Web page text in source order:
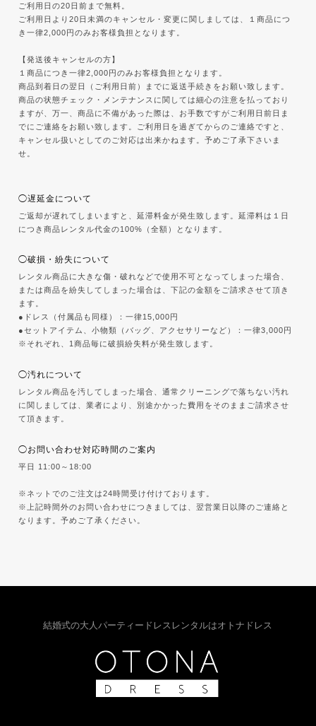
ご利用日の20日前まで無料。
ご利用日より20日未満のキャンセル・変更に関しましては、１商品につ
き一律2,000円のみお客様負担となります。
【発送後キャンセルの方】
１商品につき一律2,000円のみお客様負担となります。
商品到着日の翌日（ご利用日前）までに返送手続きをお願い致します。
商品の状態チェック・メンテナンスに関しては細心の注意を払っており
ますが、万一、商品に不備があった際は、お手数ですがご利用日前日ま
でにご連絡をお願い致します。ご利用日を過ぎてからのご連絡ですと、
キャンセル扱いとしてのご対応は出来かねます。予めご了承下さいま
せ。
◯遅延金について
ご返却が遅れてしまいますと、延滞料金が発生致します。延滞料は１日
につき商品レンタル代金の100%（全額）となります。
◯破損・紛失について
レンタル商品に大きな傷・破れなどで使用不可となってしまった場合、
または商品を紛失してしまった場合は、下記の金額をご請求させて頂き
ます。
●ドレス（付属品も同様）：一律15,000円
●セットアイテム、小物類（バッグ、アクセサリーなど）：一律3,000円
※それぞれ、1商品毎に破損紛失料が発生致します。
◯汚れについて
レンタル商品を汚してしまった場合、通常クリーニングで落ちない汚れ
に関しましては、業者により、別途かかった費用をそのままご請求させ
て頂きます。
◯お問い合わせ対応時間のご案内
平日 11:00～18:00
※ネットでのご注文は24時間受け付けております。
※上記時間外のお問い合わせにつきましては、翌営業日以降のご連絡と
なります。予めご了承ください。
結婚式の大人パーティードレスレンタルはオトナドレス